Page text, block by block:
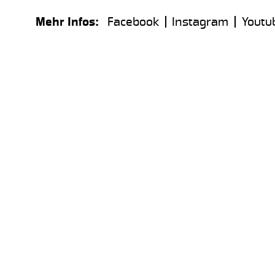
Mehr Infos: Facebook Instagram